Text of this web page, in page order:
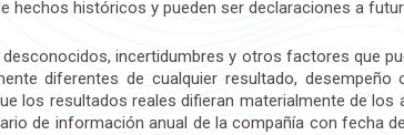
hechos históricos y pueden ser declaraciones a
incertidumbres y otros factores que
diferentes de cualquier resultado,
los resultados reales difieran materialmente de
de información anual de la compañía con fecha